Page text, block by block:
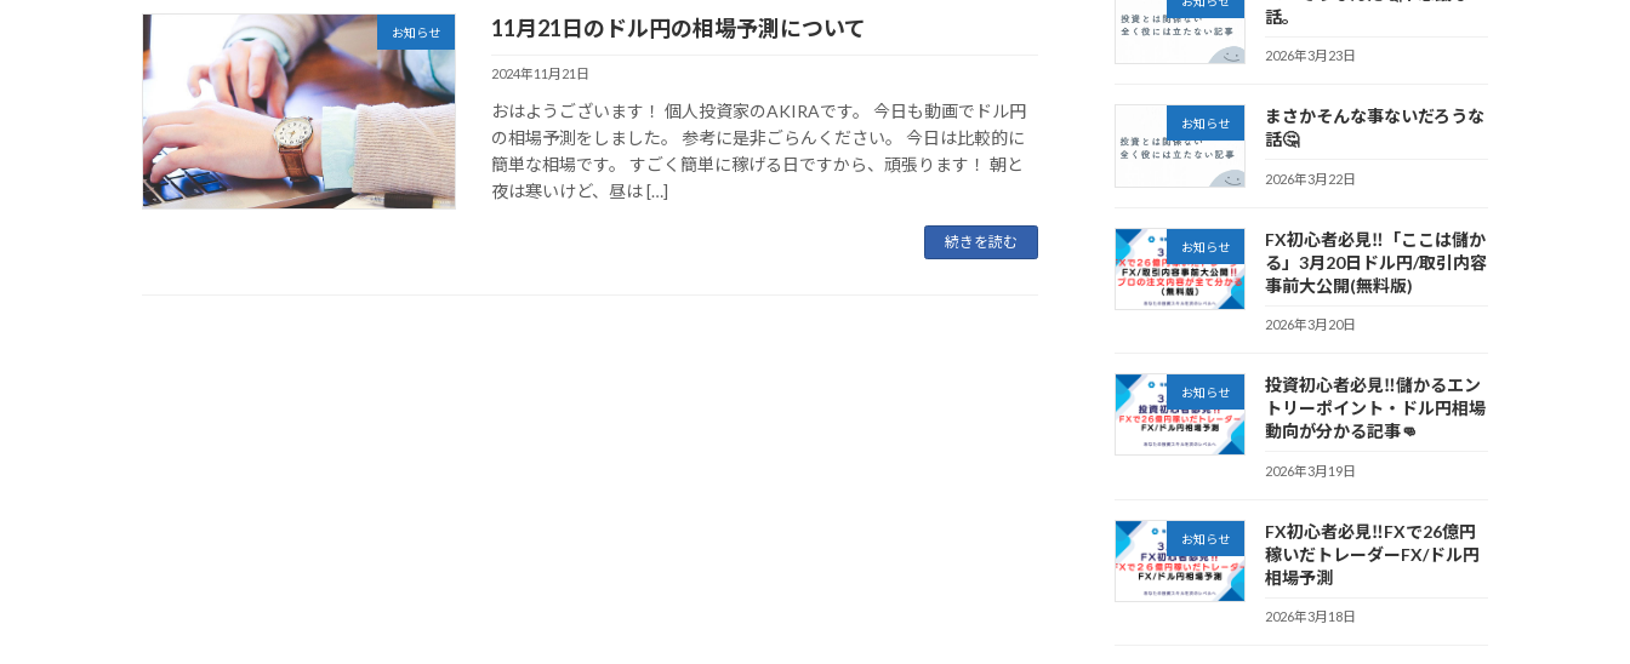
お知らせ 11月21日のドル円の相場予測について
2024年11月21日
おはようございます！ 個人投資家のAKIRAです。 今日も動画でドル円
の相場予測をしました。 参考に是非ごらんください。 今日は比較的に
簡単な相場です。 すごく簡単に稼げる日ですから、頑張ります！ 朝と
夜は寒いけど、昼は […]
続きを読む
話。
2026年3月23日
お知らせ
まさかそんな事ないだろうな
話🤔
2026年3月22日
お知らせ
FX初心者必見‼️「ここは儲か
る」3月20日ドル円/取引内容
事前大公開(無料版)
2026年3月20日
お知らせ
投資初心者必見‼️儲かるエン
トリーポイント・ドル円相場
動向が分かる記事👊
2026年3月19日
お知らせ
FX初心者必見‼️FXで26億円
稼いだトレーダーFX/ドル円
相場予測
2026年3月18日